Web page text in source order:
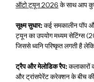
ऑटो ट्यून 2026 के साथ आप
सूक्ष्म सुधार:कई समकालीन पॉप
ट्यून का उपयोग मध्यम सेटिंग्स
जिससे ध्वनि परिष्कृत लगती है
ट्रैप और मेलोडिक रैप:कलाकारों
और ट्रांसपेरेंट करेक्शन के बीच